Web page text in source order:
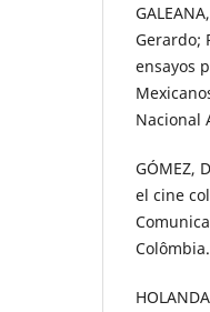
Gerardo;
ensayos
Nacional
GÓMEZ,
el cine
Colômbia.